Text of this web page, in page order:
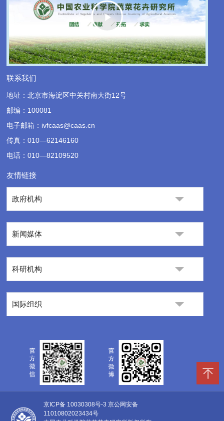
Play
Video
联系我们
地址：北京市海淀区中关村南大街12号
邮编：100081
电子邮箱：ivfcaas@caas.cn
传真：010—62146160
电话：010—82109520
友情链接
政府机构
新闻媒体
科研机构
国际组织
京ICP备 10030308号-3 京公网安备
11010802023434号